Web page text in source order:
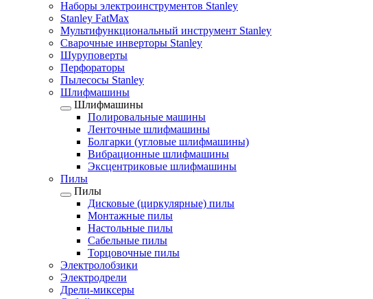
Наборы электроинструментов Stanley
Stanley FatMax
Мультифункциональный инструмент Stanley
Сварочные инверторы Stanley
Шуруповерты
Перфораторы
Пылесосы Stanley
Шлифмашины
Шлифмашины
Полировальные машины
Ленточные шлифмашины
Болгарки (угловые шлифмашины)
Вибрационные шлифмашины
Эксцентриковые шлифмашины
Пилы
Пилы
Дисковые (циркулярные) пилы
Монтажные пилы
Настольные пилы
Сабельные пилы
Торцовочные пилы
Электролобзики
Электродрели
Дрели-миксеры